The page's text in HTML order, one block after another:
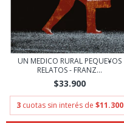
UN MEDICO RURAL PEQUE¥OS
RELATOS - FRANZ...
$33.900
3 cuotas sin interés de $11.300